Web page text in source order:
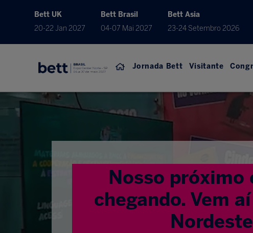
Bett UK
20-22 Jan 2027
Bett Brasil
04-07 Mai 2027
Bett Asia
23-24 Setembro 2026
Jornada Bett Visitante
Nosso próximo
chegando. Vem